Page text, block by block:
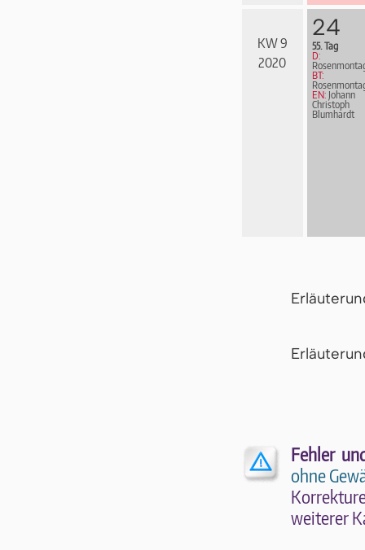
KW 9
2020
24
55. Tag
D:
BT:
EN: Johann
Christoph
Blumhardt
Fehler
ohne
wei­te­rer